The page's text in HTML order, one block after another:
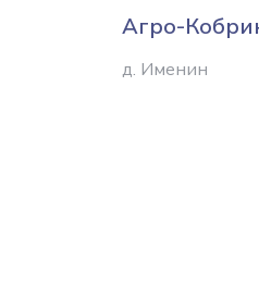
Агро-
д. Именин